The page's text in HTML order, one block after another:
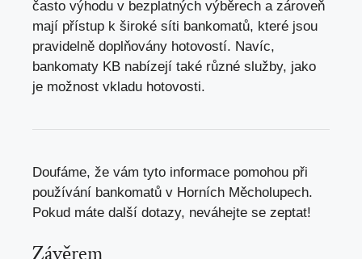
často výhodu v bezplatných výběrech a zároveň
mají přístup k široké síti bankomatů, které jsou
pravidelně doplňovány hotovostí. Navíc,
bankomaty KB nabízejí také různé služby, jako
je možnost vkladu hotovosti.
Doufáme, že vám tyto informace pomohou při
používání bankomatů v Horních Měcholupech.
Pokud máte další dotazy, neváhejte se zeptat!